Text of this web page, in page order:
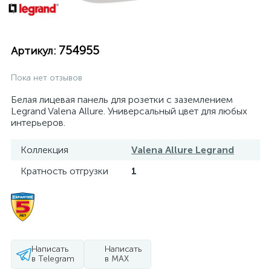
Артикул: 754955
Пока нет отзывов
Белая лицевая панель для розетки с заземлением
Legrand Valena Allure. Универсальный цвет для любых
интерьеров.
Коллекция
Valena Allure Legrand
Кратность отгрузки
1
Написать
в Telegram
Написать
в MAX